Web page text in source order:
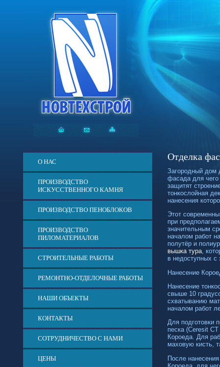
О НАС
ПРОИЗВОДСТВО
ИСКУССТВЕННОГО КАМНЯ
ПРОИЗВОДСТВО ПЕНОБЛОКОВ
ПРОИЗВОДСТВО
ПИЛОМАТЕРИАЛОВ
СТРОИТЕЛЬНЫЕ РАБОТЫ
РЕМОНТНО-ОТДЕЛОЧНЫЕ РАБОТЫ
НАШИ ОБЪЕКТЫ
КОНТАКТЫ
СОТРУДНИЧЕСТВО С НАМИ
ЦЕНЫ
Отделка
Загородный дом
фасада для чего
защитят
тонкослойная
нанесения
Этот
при
значительным
началом работ
полутёр и
вышка тура,
в недоступных с
Нанесение
Нанесение
свыше 10
схватыванию
началом работ
Для подготовки
песка (Ceresit
Короеда. Для
маховую кисть,
После